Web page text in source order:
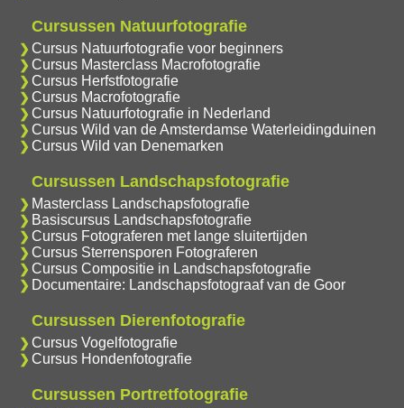
Cursussen Natuurfotografie
Cursus Natuurfotografie voor beginners
Cursus Masterclass Macrofotografie
Cursus Herfstfotografie
Cursus Macrofotografie
Cursus Natuurfotografie in Nederland
Cursus Wild van de Amsterdamse Waterleidingduinen
Cursus Wild van Denemarken
Cursussen Landschapsfotografie
Masterclass Landschapsfotografie
Basiscursus Landschapsfotografie
Cursus Fotograferen met lange sluitertijden
Cursus Sterrensporen Fotograferen
Cursus Compositie in Landschapsfotografie
Documentaire: Landschapsfotograaf van de Goor
Cursussen Dierenfotografie
Cursus Vogelfotografie
Cursus Hondenfotografie
Cursussen Portretfotografie